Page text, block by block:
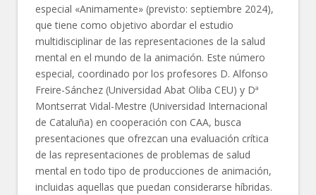
especial «Animamente» (previsto: septiembre 2024),
que tiene como objetivo abordar el estudio
multidisciplinar de las representaciones de la salud
mental en el mundo de la animación. Este número
especial, coordinado por los profesores D. Alfonso
Freire-Sánchez (Universidad Abat Oliba CEU) y Dª
Montserrat Vidal-Mestre (Universidad Internacional
de Cataluña) en cooperación con CAA, busca
presentaciones que ofrezcan una evaluación crítica
de las representaciones de problemas de salud
mental en todo tipo de producciones de animación,
incluidas aquellas que puedan considerarse híbridas.